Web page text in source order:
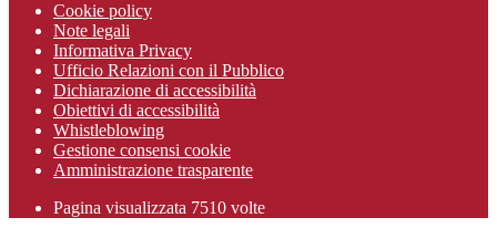
Cookie policy
Note legali
Informativa Privacy
Ufficio Relazioni con il Pubblico
Dichiarazione di accessibilità
Obiettivi di accessibilità
Whistleblowing
Gestione consensi cookie
Amministrazione trasparente
Pagina visualizzata 7510 volte